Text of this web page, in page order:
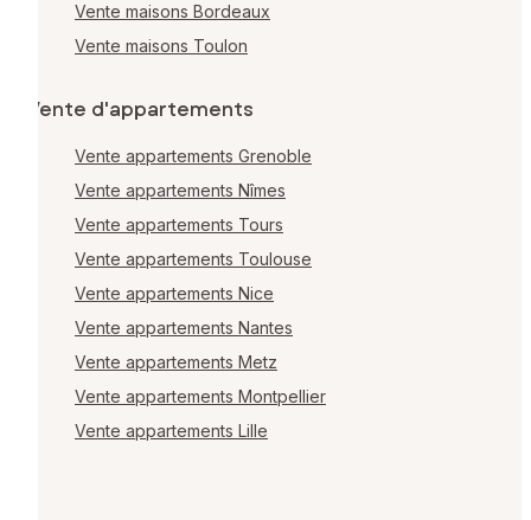
Vente maisons Bordeaux
Vente maisons Toulon
Vente d'appartements
Vente appartements Grenoble
Vente appartements Nîmes
Vente appartements Tours
Vente appartements Toulouse
Vente appartements Nice
Vente appartements Nantes
Vente appartements Metz
Vente appartements Montpellier
Vente appartements Lille